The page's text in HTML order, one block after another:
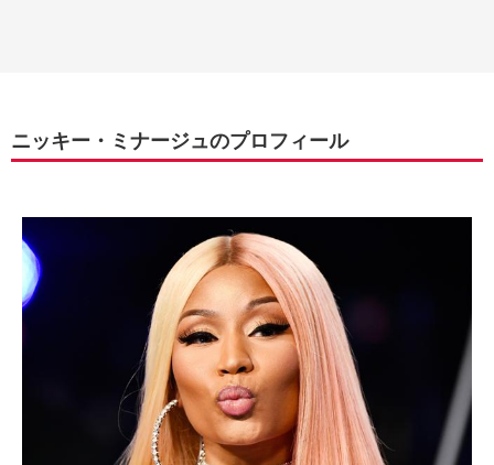
ニッキー・ミナージュのプロフィール